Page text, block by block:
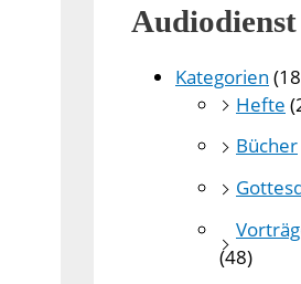
Audiodienst
Kategorien
Hefte
Bücher
(48)